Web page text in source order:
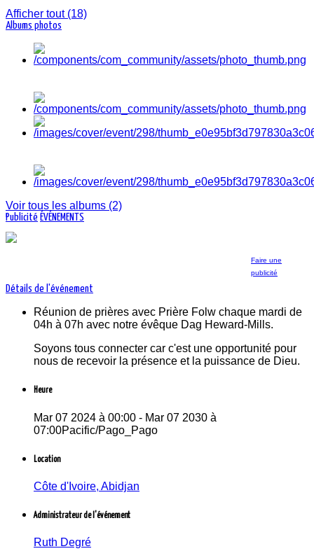
Réunion de prières avec Prière Folw chaque mardi
Soyons tous connecter car c'est une opportunité
de Dieu.
Afficher tout (18)
Albums photos
Voir tous les albums (2)
Publicité ÉVÉNEMENTS
Faire une
publicité
Détails de l'événement
Réunion de prières avec Prière Folw chaque mardi de
04h à 07h avec notre évêque Dag Heward-Mills.
Soyons tous connecter car c'est une opportunité pour
nous de recevoir la présence et la puissance de Dieu.
Heure
Mar 07 2024 à 00:00 - Mar 07 2030 à
07:00Pacific/Pago_Pago
Location
Côte d'Ivoire, Abidjan
Administrateur de l'événement
Ruth Degré